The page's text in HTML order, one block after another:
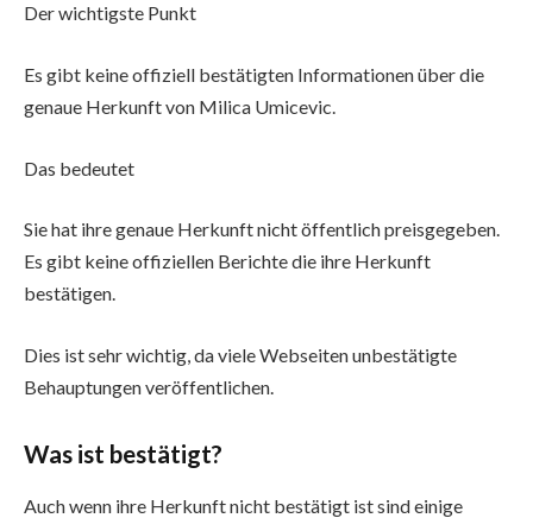
Der wichtigste Punkt
Es gibt keine offiziell bestätigten Informationen über die
genaue Herkunft von Milica Umicevic.
Das bedeutet
Sie hat ihre genaue Herkunft nicht öffentlich preisgegeben.
Es gibt keine offiziellen Berichte die ihre Herkunft
bestätigen.
Dies ist sehr wichtig, da viele Webseiten unbestätigte
Behauptungen veröffentlichen.
Was ist bestätigt?
Auch wenn ihre Herkunft nicht bestätigt ist sind einige